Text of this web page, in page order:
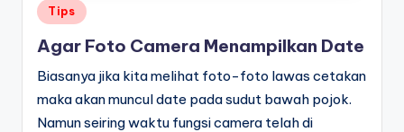
Posted
Tips
Agar Foto Camera Menampilkan Date
Biasanya jika kita melihat foto-foto lawas cetakan
maka akan muncul date pada sudut bawah pojok.
Namun seiring waktu fungsi camera telah di